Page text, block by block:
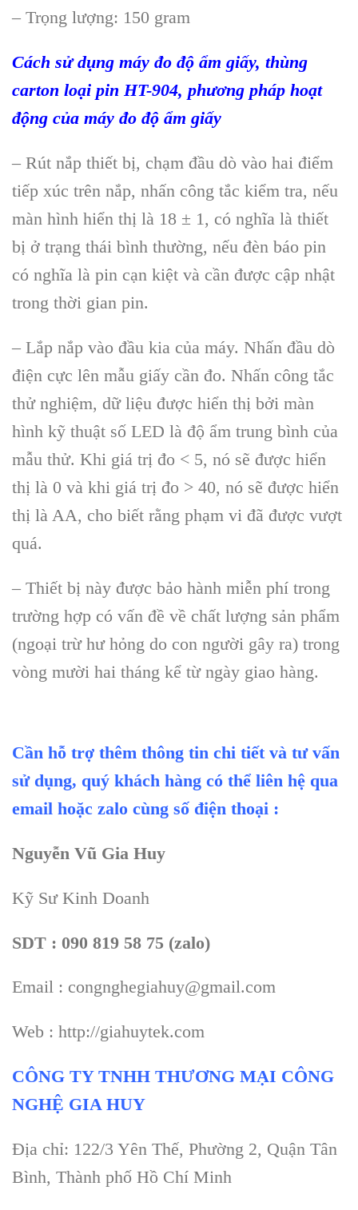
– Trọng lượng: 150 gram
Cách sử dụng máy đo độ ẩm giấy, thùng
carton loại pin HT-904, phương pháp hoạt
động của máy đo độ ẩm giấy
– Rút nắp thiết bị, chạm đầu dò vào hai điểm
tiếp xúc trên nắp, nhấn công tắc kiểm tra, nếu
màn hình hiển thị là 18 ± 1, có nghĩa là thiết
bị ở trạng thái bình thường, nếu đèn báo pin
có nghĩa là pin cạn kiệt và cần được cập nhật
trong thời gian pin.
– Lắp nắp vào đầu kia của máy. Nhấn đầu dò
điện cực lên mẫu giấy cần đo. Nhấn công tắc
thử nghiệm, dữ liệu được hiển thị bởi màn
hình kỹ thuật số LED là độ ẩm trung bình của
mẫu thử. Khi giá trị đo < 5, nó sẽ được hiển
thị là 0 và khi giá trị đo > 40, nó sẽ được hiển
thị là AA, cho biết rằng phạm vi đã được vượt
quá.
– Thiết bị này được bảo hành miễn phí trong
trường hợp có vấn đề về chất lượng sản phẩm
(ngoại trừ hư hỏng do con người gây ra) trong
vòng mười hai tháng kể từ ngày giao hàng.
Cần hỗ trợ thêm thông tin chi tiết và tư vấn
sử dụng, quý khách hàng có thể liên hệ qua
email hoặc zalo cùng số điện thoại :
Nguyễn Vũ Gia Huy
Kỹ Sư Kinh Doanh
SDT : 090 819 58 75 (zalo)
Email : congnghegiahuy@gmail.com
Web : http://giahuytek.com
CÔNG TY TNHH THƯƠNG MẠI CÔNG
NGHỆ GIA HUY
Địa chỉ: 122/3 Yên Thế, Phường 2, Quận Tân
Bình, Thành phố Hồ Chí Minh